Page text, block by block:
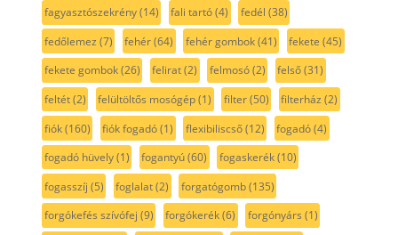
fagyasztószekrény(14) fali tartó(4) fedél (38)
fedőlemez (7) fehér(64) fehér gombok(41) fekete (45)
fekete gombok(26) felirat(2) felmosó(2) felső(31)
feltét(2) felültöltős mosógép(1) filter(50) filterház (2)
fiók(160) fiók fogadó(1) flexibiliscső(12) fogadó(4)
fogadó hüvely(1) fogantyú(60) fogaskerék(10)
fogasszíj (5) foglalat(2) forgatógomb(135)
forgókefés szívófej (9) forgókerék(6) forgónyárs (1)